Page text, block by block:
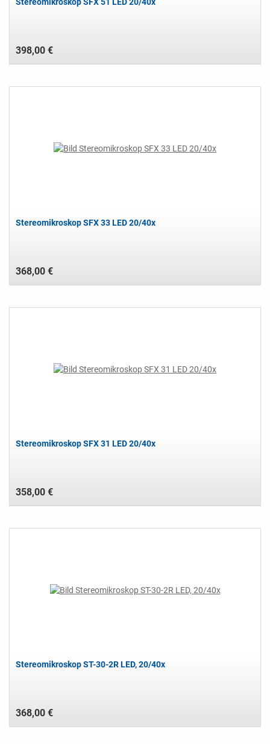
398,00 €
Stereomikroskop SFX 33 LED 20/40x
368,00 €
Stereomikroskop SFX 31 LED 20/40x
358,00 €
Stereomikroskop ST-30-2R LED, 20/40x
368,00 €